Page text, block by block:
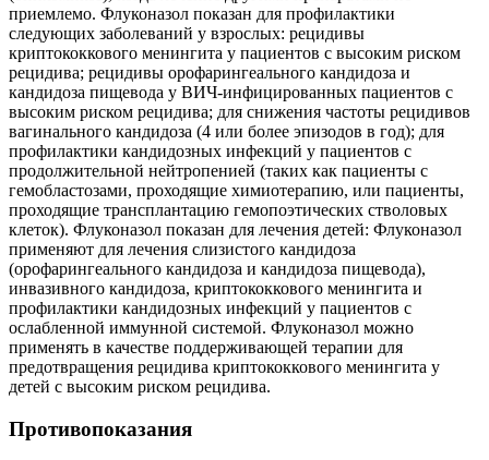
приемлемо. Флуконазол показан для профилактики
следующих заболеваний у взрослых: рецидивы
криптококкового менингита у пациентов с высоким риском
рецидива; рецидивы орофарингеального кандидоза и
кандидоза пищевода у ВИЧ-инфицированных пациентов с
высоким риском рецидива; для снижения частоты рецидивов
вагинального кандидоза (4 или более эпизодов в год); для
профилактики кандидозных инфекций у пациентов с
продолжительной нейтропенией (таких как пациенты с
гемобластозами, проходящие химиотерапию, или пациенты,
проходящие трансплантацию гемопоэтических стволовых
клеток). Флуконазол показан для лечения детей: Флуконазол
применяют для лечения слизистого кандидоза
(орофарингеального кандидоза и кандидоза пищевода),
инвазивного кандидоза, криптококкового менингита и
профилактики кандидозных инфекций у пациентов с
ослабленной иммунной системой. Флуконазол можно
применять в качестве поддерживающей терапии для
предотвращения рецидива криптококкового менингита у
детей с высоким риском рецидива.
Противопоказания